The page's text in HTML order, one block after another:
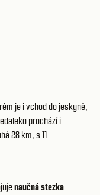
je i vchod do jeskyně,
prochází i
28 km, s 11
naučná stezka